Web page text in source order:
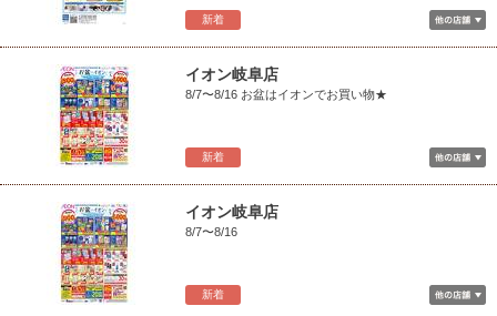
新着
新着
イオン岐阜店
8/7〜8/16 お盆はイオンでお買い物★
新着
イオン岐阜店
8/7〜8/16